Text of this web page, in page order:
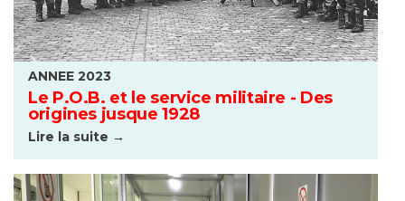
ANNEE 2023
Le P.O.B. et le service militaire - Des
origines jusque 1928
Lire la suite →